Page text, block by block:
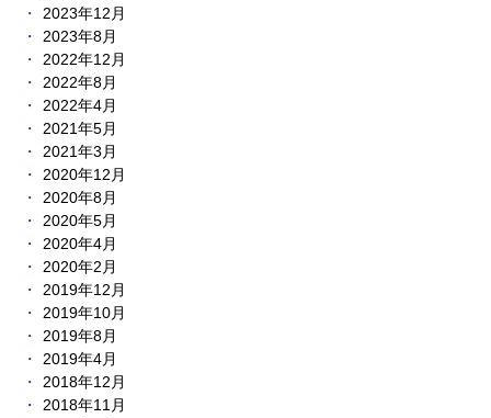
2023年12月
2023年8月
2022年12月
2022年8月
2022年4月
2021年5月
2021年3月
2020年12月
2020年8月
2020年5月
2020年4月
2020年2月
2019年12月
2019年10月
2019年8月
2019年4月
2018年12月
2018年11月